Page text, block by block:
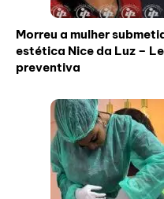
Morreu a mulher
estética Nice da Luz –
preventiva